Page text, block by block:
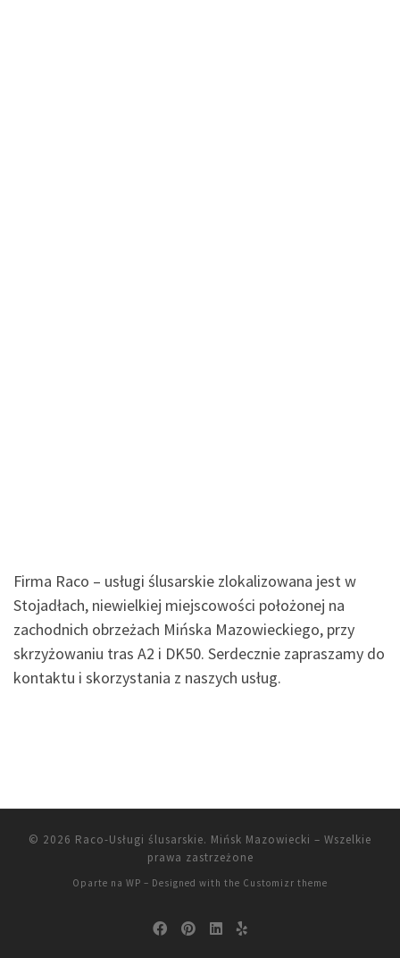
Firma Raco – usługi ślusarskie zlokalizowana jest w
Stojadłach, niewielkiej miejscowości położonej na
zachodnich obrzeżach Mińska Mazowieckiego, przy
skrzyżowaniu tras A2 i DK50. Serdecznie zapraszamy do
kontaktu i skorzystania z naszych usług.
© 2026 Raco-Usługi ślusarskie. Mińsk Mazowiecki – Wszelkie
prawa zastrzeżone
Oparte na WP – Designed with the Customizr theme